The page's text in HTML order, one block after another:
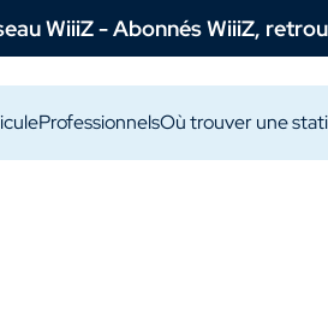
Abonnés WiiiZ, retrouvez
ProfessionnelsOù trouver une